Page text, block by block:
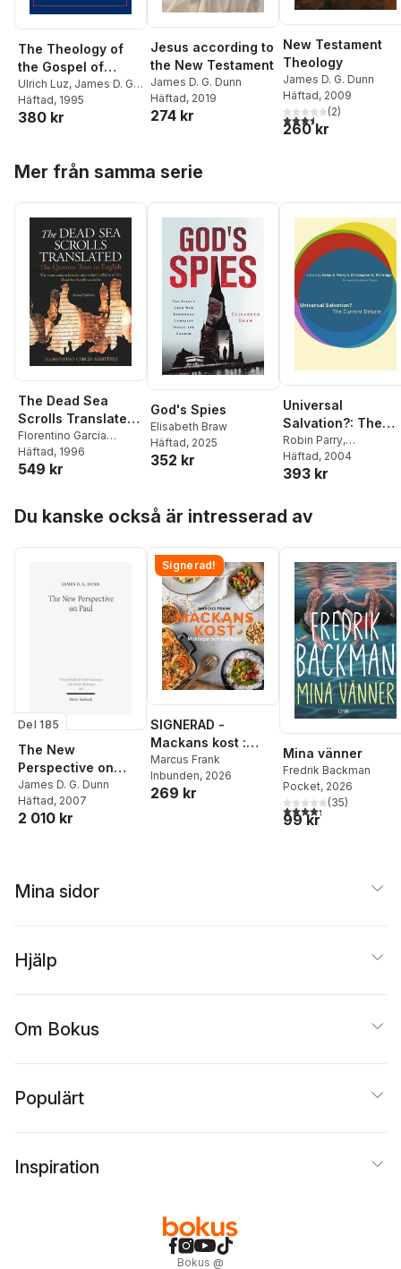
The Theology of
the Gospel of
Matthew
Ulrich Luz, James D. G.
Dunn
Häftad, 1995
380 kr
Jesus according to
the New Testament
James D. G. Dunn
Häftad, 2019
274 kr
New Testament
Theology
James D. G. Dunn
Häftad, 2009
3,5utav 5 stjärnor.
(2)
260 kr
Mer från samma serie
The Dead Sea
Scrolls Translated:
The Qumran Texts
in English
Florentino Garcia
Martinez
Häftad, 1996
549 kr
God's Spies
Elisabeth Braw
Häftad, 2025
352 kr
Universal
Salvation?: The
Current Debate
Robin Parry,
Christopher H.
Partridge
Häftad, 2004
393 kr
Du kanske också är intresserad av
Del 185
The New
Perspective on
Paul
James D. G. Dunn
Häftad, 2007
2 010 kr
Signerad!
SIGNERAD -
Mackans kost :
Middagar och
matlådor
Marcus Frank
Inbunden, 2026
269 kr
Mina vänner
Fredrik Backman
Pocket, 2026
4,3utav 5 stjärnor.
(35)
99 kr
Mina sidor
Hjälp
Om Bokus
Populärt
Inspiration
Bokus @